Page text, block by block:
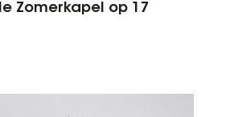
Zomerkapel op 17